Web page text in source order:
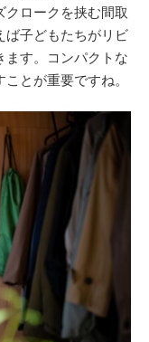
クロークを挟む間取
ば子どもたちがリビ
ます。コンパクトな
とが重要ですね。